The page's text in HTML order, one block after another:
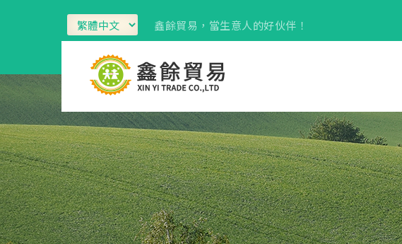
鑫餘貿易，當生意人的好伙伴！